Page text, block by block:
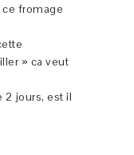
fromage
» ca veut
2 jours, est il